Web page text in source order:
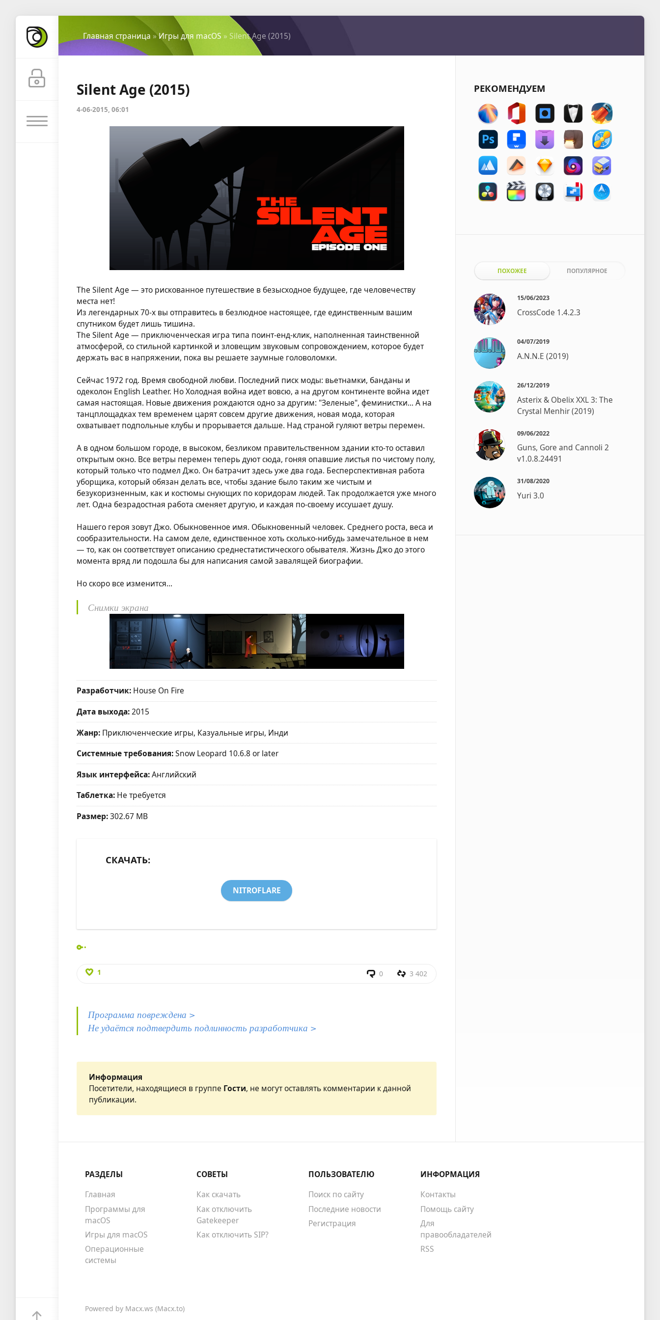
Главная страница »Игры для macOS » Silent Age (2015)
Silent Age (2015)
4-06-2015, 06:01
The Silent Age — это рискованное путешествие в безысходное будущее, где человечеству
места нет!
Из легендарных 70-х вы отправитесь в безлюдное настоящее, где единственным вашим
спутником будет лишь тишина.
The Silent Age — приключенческая игра типа поинт-енд-клик, наполненная таинственной
атмосферой, со стильной картинкой и зловещим звуковым сопровождением, которое будет
держать вас в напряжении, пока вы решаете заумные головоломки.
Сейчас 1972 год. Время свободной любви. Последний писк моды: вьетнамки, банданы и
одеколон English Leather. Но Холодная война идет вовсю, а на другом континенте война идет
самая настоящая. Новые движения рождаются одно за другим: "Зеленые", феминистки... А на
танцплощадках тем временем царят совсем другие движения, новая мода, которая
охватывает подпольные клубы и прорывается дальше. Над страной гуляют ветры перемен.
А в одном большом городе, в высоком, безликом правительственном здании кто-то оставил
открытым окно. Все ветры перемен теперь дуют сюда, гоняя опавшие листья по чистому полу,
который только что подмел Джо. Он батрачит здесь уже два года. Бесперспективная работа
уборщика, который обязан делать все, чтобы здание было таким же чистым и
безукоризненным, как и костюмы снующих по коридорам людей. Так продолжается уже много
лет. Одна безрадостная работа сменяет другую, и каждая по-своему иссушает душу.
Нашего героя зовут Джо. Обыкновенное имя. Обыкновенный человек. Среднего роста, веса и
сообразительности. На самом деле, единственное хоть сколько-нибудь замечательное в нем
— то, как он соответствует описанию среднестатистического обывателя. Жизнь Джо до этого
момента вряд ли подошла бы для написания самой завалящей биографии.
Но скоро все изменится...
Снимки экрана
Разработчик: House On Fire
Дата выхода:2015
Жанр: Приключенческие игры, Казуальные игры, Инди
Системные требования:Snow Leopard 10.6.8 or later
Язык интерфейса:Английский
Таблетка: Не требуется
Размер:302.67 MB
СКАЧАТЬ:
NITROFLARE
1 0 3 402
Программа повреждена >
Не удаётся подтвердить подлинность разработчика >
Информация
Посетители, находящиеся в группе Гости, не могут оставлять комментарии к данной
публикации.
РЕКОМЕНДУЕМ
ПОХОЖЕЕ ПОПУЛЯРНОЕ
15/06/2023
CrossCode 1.4.2.3
04/07/2019
A.N.N.E (2019)
26/12/2019
Asterix & Obelix XXL 3: The
Crystal Menhir (2019)
09/06/2022
Guns, Gore and Cannoli 2
v1.0.8.24491
31/08/2020
Yuri 3.0
РАЗДЕЛЫ
Главная
Программы для
macOS
Игры для macOS
Операционные
системы
СОВЕТЫ
Как скачать
Как отключить
Gatekeeper
Как отключить SIP?
ПОЛЬЗОВАТЕЛЮ
Поиск по сайту
Последние новости
Регистрация
ИНФОРМАЦИЯ
Контакты
Помощь сайту
Для
правообладателей
RSS
Powered by Macx.ws (Macx.to)